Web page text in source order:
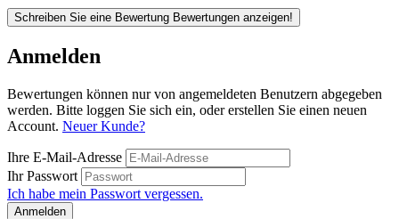
Schreiben Sie eine Bewertung Bewertungen anzeigen!
Anmelden
Bewertungen können nur von angemeldeten Benutzern abgegeben
werden. Bitte loggen Sie sich ein, oder erstellen Sie einen neuen
Account. Neuer Kunde?
Ihre E-Mail-Adresse
Ihr Passwort
Ich habe mein Passwort vergessen.
Anmelden